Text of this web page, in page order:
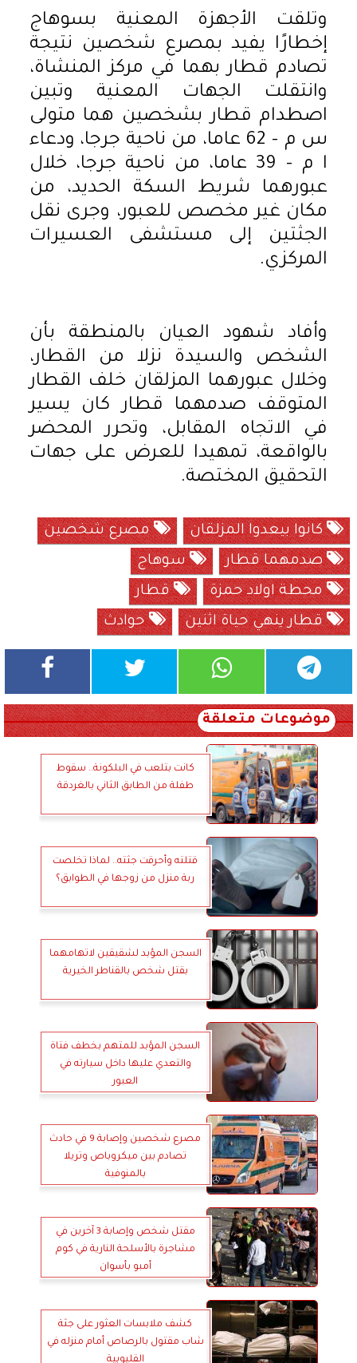
وتلقت الأجهزة المعنية بسوهاج
إخطارًا يفيد بمصرع شخصين نتيجة
تصادم قطار بهما في مركز المنشاة،
وانتقلت الجهات المعنية وتبين
اصطدام قطار بشخصين هما متولى
س م – 62 عاما، من ناحية جرجا، ودعاء
ا م – 39 عاما، من ناحية جرجا، خلال
عبورهما شريط السكة الحديد، من
مكان غير مخصص للعبور، وجرى نقل
الجثتين إلى مستشفى العسيرات
المركزي.
وأفاد شهود العيان بالمنطقة بأن
الشخص والسيدة نزلا من القطار،
وخلال عبورهما المزلقان خلف القطار
المتوقف صدمهما قطار كان يسير
في الاتجاه المقابل، وتحرر المحضر
بالواقعة، تمهيدا للعرض على جهات
التحقيق المختصة.
كانوا بيعدوا المزلقان
مصرع شخصين
صدمهما قطار
سوهاج
محطة اولاد حمزة
قطار
قطار ينهي حياة اثنين
حوادث
موضوعات متعلقة
كانت بتلعب في البلكونة.. سقوط
طفلة من الطابق الثاني بالغردقة
قتلته وأحرقت جثته.. لماذا تخلصت
ربة منزل من زوجها في الطوابق؟
السجن المؤبد لشقيقين لاتهامهما
بقتل شخص بالقناطر الخيرية
السجن المؤبد للمتهم بخطف فتاة
والتعدي عليها داخل سيارته في
العبور
مصرع شخصين وإصابة 9 في حادث
تصادم بين ميكروباص وتريلا
بالمنوفية
مقتل شخص وإصابة 3 آخرين في
مشاجرة بالأسلحة النارية في كوم
أمبو بأسوان
كشف ملابسات العثور على جثة
شاب مقتول بالرصاص أمام منزله في
القليوبية